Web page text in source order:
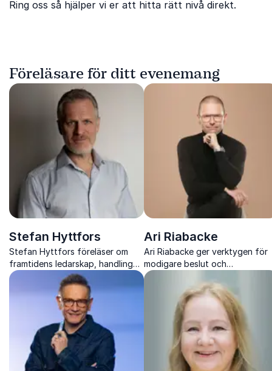
Ring oss så hjälper vi er att hitta rätt nivå direkt.
Föreläsare för ditt evenemang
Stefan Hyttfors
Stefan Hyttfors föreläser om
framtidens ledarskap, handling
och relationer i en ostabil och
snabbt föränderlig omvärld.
Ari Riabacke
Ari Riabacke ger verktygen för
modigare beslut och
framtidssäkrat ledarskap